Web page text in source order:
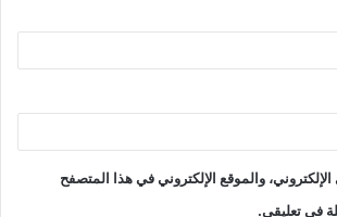
والموقع الإلكتروني في هذا المتصفح
في تعليقي.